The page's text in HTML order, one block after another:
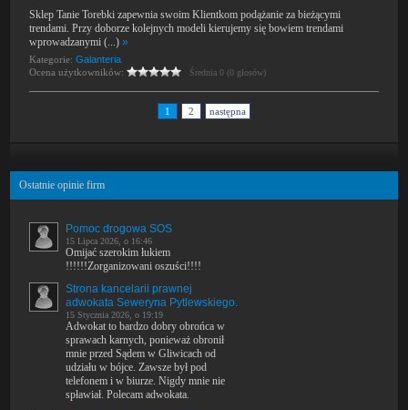
Sklep Tanie Torebki zapewnia swoim Klientkom podążanie za bieżącymi
trendami. Przy doborze kolejnych modeli kierujemy się bowiem trendami
wprowadzanymi (...)»
Kategorie:Galanteria
Ocena użytkowników:
Średnia 0 (0 głosów)
1 2 następna
Ostatnie opinie firm
Pomoc drogowa SOS
15 Lipca 2026, o 16:46
Omijać szerokim łukiem
!!!!!!Zorganizowani oszuści!!!!
Strona kancelarii prawnej
adwokata Seweryna Pytlewskiego.
15 Stycznia 2026, o 19:19
Adwokat to bardzo dobry obrońca w
sprawach karnych, ponieważ obronił
mnie przed Sądem w Gliwicach od
udziału w bójce. Zawsze był pod
telefonem i w biurze. Nigdy mnie nie
spławiał. Polecam adwokata.